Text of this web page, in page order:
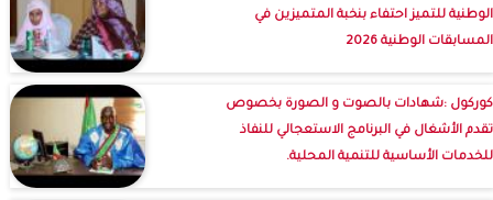
الوطنية للتميز احتفاء بنخبة المتميزين في
المسابقات الوطنية 2026
كوركول :شهادات بالصوت و الصورة بخصوص
تقدم الأشغال في البرنامج الاستعجالي للنفاذ
للخدمات الأساسية للتنمية المحلية.